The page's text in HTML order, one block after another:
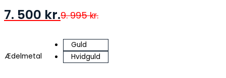
9. 995kr.
7. 500 kr.
Ædelmetal
Guld
Hvidguld